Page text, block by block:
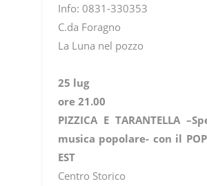
Info: 0831-330353
C.da Foragno
La Luna nel pozzo
25 lug
ore 21.00
PIZZICA E TARANTELLA
musica popolare- con il
EST
Centro Storico